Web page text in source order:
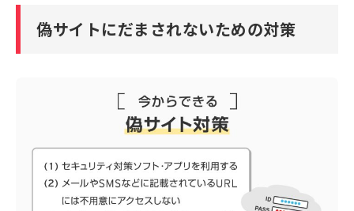
偽サイトにだまされないための対策